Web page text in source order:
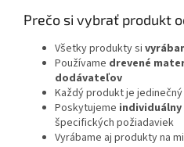
Prečo si vybrať produkt
Všetky produkty si
Používame drevené
dodávateľov
Každý produkt je
Poskytujeme
špecifických požiadaviek
Vyrábame aj produkty na